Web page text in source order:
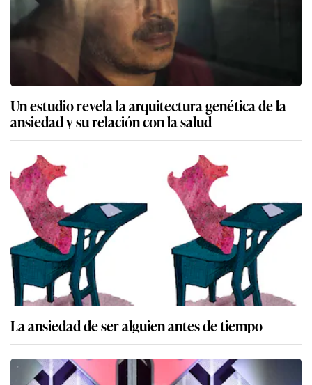
Un estudio revela la arquitectura genética de la
ansiedad y su relación con la salud
La ansiedad de ser alguien antes de tiempo